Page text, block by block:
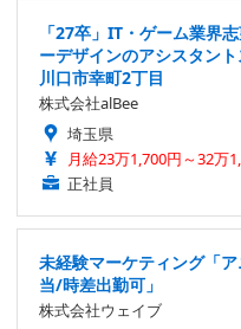
「27卒」IT・ゲーム業界
ーデザインのアシスタン
川口市幸町2丁目
株式会社alBee
埼玉県
月給23万1,700円～32万
正社員
未経験マーケティング「
当/時差出勤可」
株式会社ウェイブ